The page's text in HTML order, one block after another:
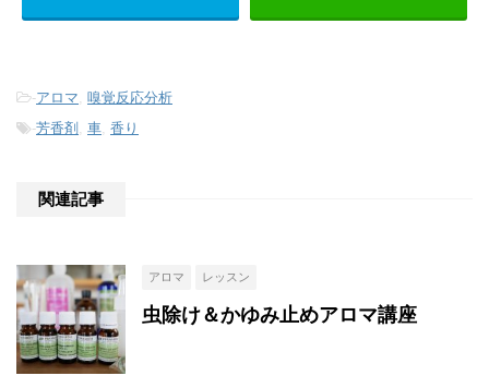
-アロマ, 嗅覚反応分析
-芳香剤 , 車, 香り
関連記事
アロマ レッスン
虫除け＆かゆみ止めアロマ講座